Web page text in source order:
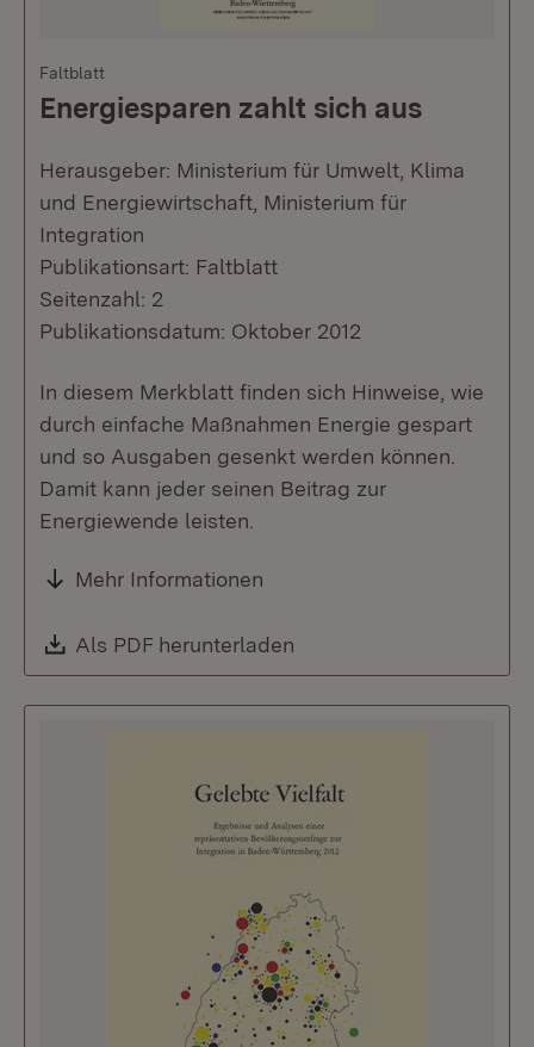
Faltblatt
Energiesparen zahlt sich aus
Herausgeber: Ministerium für Umwelt, Klima
und Energiewirtschaft, Ministerium für
Integration
Publikationsart: Faltblatt
Seitenzahl: 2
Publikationsdatum: Oktober 2012
In diesem Merkblatt finden sich Hinweise, wie
durch einfache Maßnahmen Energie gespart
und so Ausgaben gesenkt werden können.
Damit kann jeder seinen Beitrag zur
Energiewende leisten.
Mehr Informationen
Download:
Als PDF herunterladen